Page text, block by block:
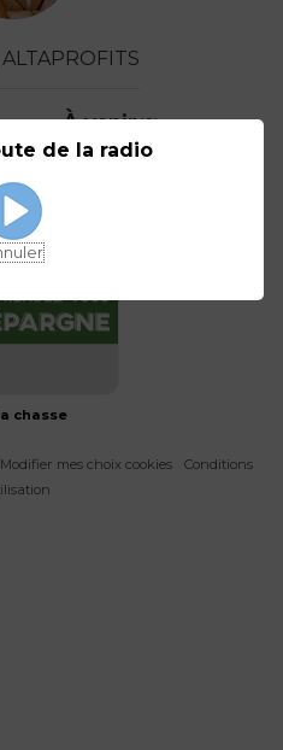
À venir
chasse
Modifier mes choix cookies
Conditions
de la radio